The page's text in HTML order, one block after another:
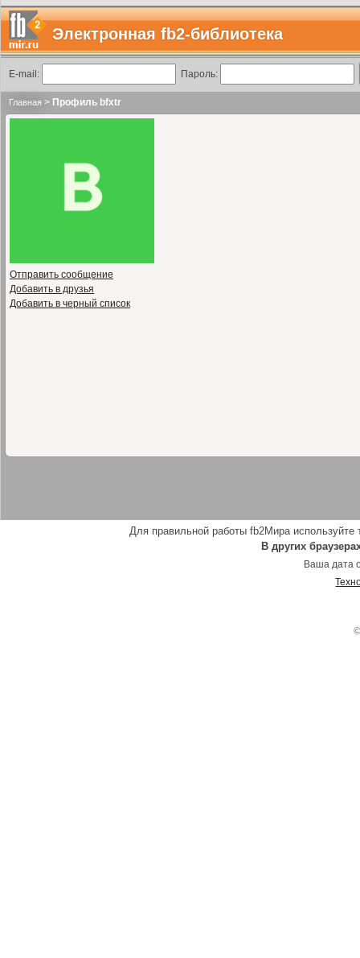
Электронная fb2-библиотека
E-mail: Пароль:
Главная > Профиль bfxtr
Отправить сообщение
Добавить в друзья
Добавить в черный список
Для правильной работы fb2Мира используйте
В других
Ваша дата